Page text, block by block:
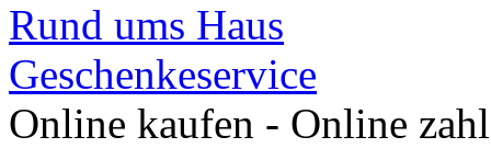
Rund ums Haus
Geschenkeservice
Online kaufen - Online